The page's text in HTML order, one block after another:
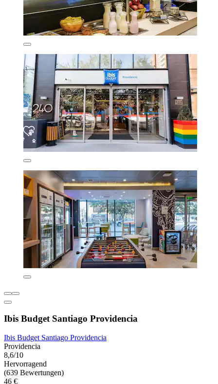
Ibis Budget Santiago Providencia
Ibis Budget Santiago Providencia
Providencia
8,6/10
Hervorragend
(639 Bewertungen)
46 €